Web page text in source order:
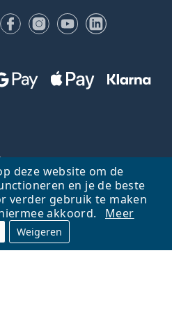
deze website om de
en je de beste
verder gebruik te maken
akkoord.
Meer
Weigeren
FacebookInstagram
YouTubeLinkedIn
Ga omhoog
wordt beheerd door Lentiamo s.r.o.,
al 18 jaar voor jou.